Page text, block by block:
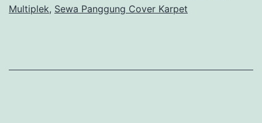
Multiplek, Sewa Panggung Cover Karpet